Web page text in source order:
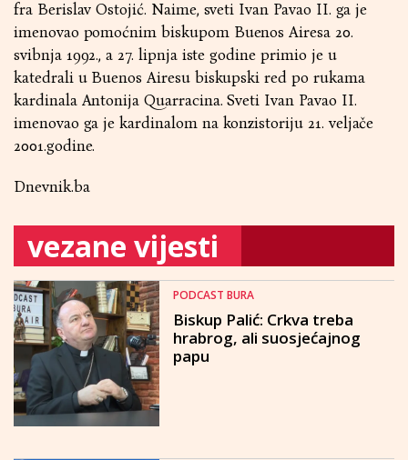
fra Berislav Ostojić. Naime, sveti Ivan Pavao II. ga je
imenovao pomoćnim biskupom Buenos Airesa 20.
svibnja 1992., a 27. lipnja iste godine primio je u
katedrali u Buenos Airesu biskupski red po rukama
kardinala Antonija Quarracina. Sveti Ivan Pavao II.
imenovao ga je kardinalom na konzistoriju 21. veljače
2001.godine.
Dnevnik.ba
vezane vijesti
PODCAST BURA
Biskup Palić: Crkva treba
hrabrog, ali suosjećajnog
papu